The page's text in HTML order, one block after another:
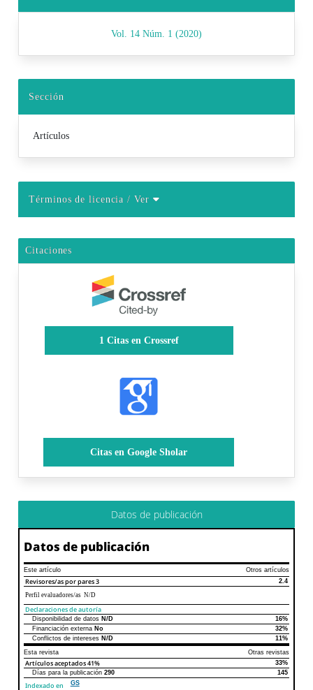
Vol. 14 Núm. 1 (2020)
Sección
Artículos
Términos de licencia/ Ver
Citaciones
1Citas en Crossref
Citas en Google Sholar
Datos de publicación
Datos de publicación
Este artículo Otros artículos
Revisores/as por pares3
2.4
Perfil evaluadores/as N/D
Declaraciones de autoría
Declaraciones de autoríaEste artículo
Disponibilidad de datos N/D
16%
Financiación externa No
32%
Conflictos de intereses N/D
11%
Esta revista
Otras revistas
Artículos aceptados41%
33%
Días para la publicación290 145
Indexado en GS